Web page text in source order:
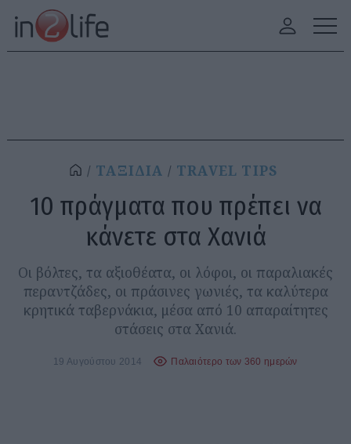
ΤΑΞΙΔΙΑ TRAVEL TIPS
10 πράγματα που πρέπει να
κάνετε στα Χανιά
Οι βόλτες, τα αξιοθέατα, οι λόφοι, οι παραλιακές
περαντζάδες, οι πράσινες γωνιές, τα καλύτερα
κρητικά ταβερνάκια, μέσα από 10 απαραίτητες
στάσεις στα Χανιά.
19 Αυγούστου 2014 Παλαιότερο των 360 ημερών